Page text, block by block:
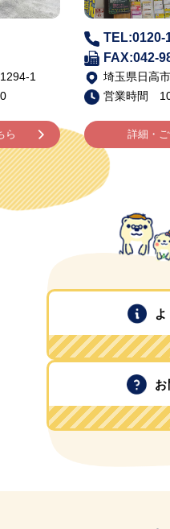
1
ら
TEL:0120-
FAX:042-
埼玉県日高
営業時間
詳細・